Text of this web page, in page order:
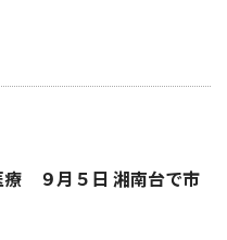
療 ９月５日 湘南台で市